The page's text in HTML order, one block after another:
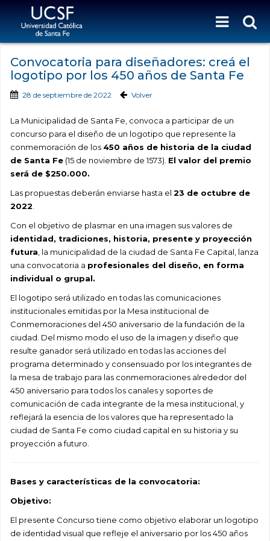
Convocatoria para diseñadores: creá el
logotipo por los 450 años de Santa Fe
28 de septiembre de 2022 Volver
La Municipalidad de Santa Fe, convoca a participar de un
concurso para el diseño de un logotipo que represente la
conmemoración de los 450 años de historia de la ciudad
de Santa Fe (15 de noviembre de 1573). El valor del premio
será de $250.000.
Las propuestas deberán enviarse hasta el 23 de octubre de
2022
Con el objetivo de plasmar en una imagen sus valores de
identidad, tradiciones, historia, presente y proyección
futura , la municipalidad de la ciudad de Santa Fe Capital, lanza
una convocatoria a profesionales del diseño, en forma
individual o grupal.
El logotipo será utilizado en todas las comunicaciones
institucionales emitidas por la Mesa institucional de
Conmemoraciones del 450 aniversario de la fundación de la
ciudad. Del mismo modo el uso de la imagen y diseño que
resulte ganador será utilizado en todas las acciones del
programa determinado y consensuado por los integrantes de
la mesa de trabajo para las conmemoraciones alrededor del
450 aniversario para todos los canales y soportes de
comunicación de cada integrante de la mesa institucional, y
reflejará la esencia de los valores que ha representado la
ciudad de Santa Fe como ciudad capital en su historia y su
proyección a futuro.
Bases y características de la convocatoria:
Objetivo:
El presente Concurso tiene como objetivo elaborar un logotipo
de identidad visual que refleje el aniversario por los 450 años